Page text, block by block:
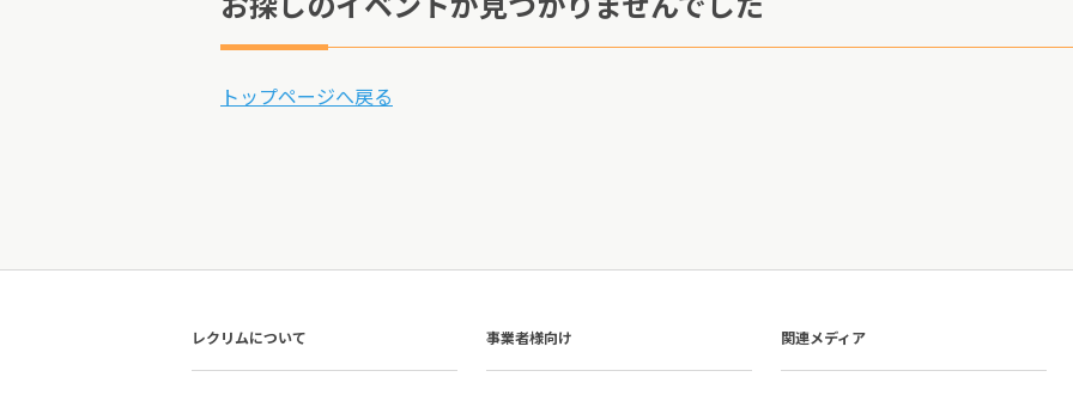
お探しのイベントが見つかりませんでした
トップページへ戻る
レクリムについて 事業者様向け 関連メディア